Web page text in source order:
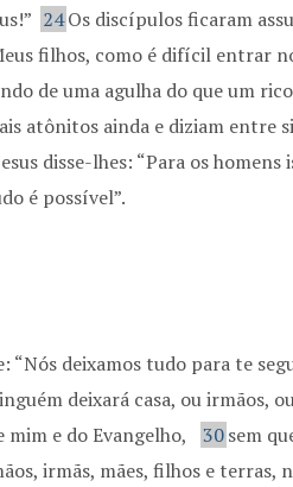
24Os discípulos ficaram
filhos, como é difícil entrar
de uma agulha do que um
atônitos ainda e diziam entre
disse-lhes: “Para os
é possível”.
deixamos tudo para te
deixará casa, ou irmãos,
e do Evangelho,
30sem
irmãs, mães, filhos e terras,